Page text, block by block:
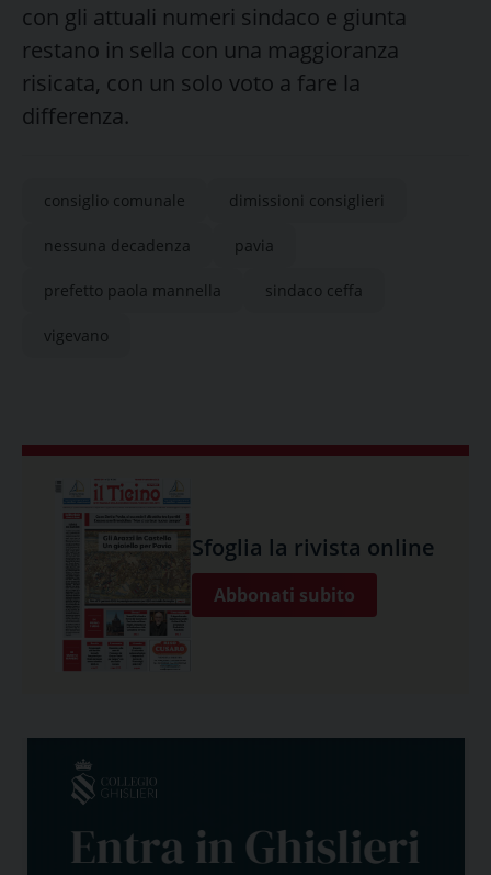
con gli attuali numeri sindaco e giunta
restano in sella con una maggioranza
risicata, con un solo voto a fare la
differenza.
consiglio comunale dimissioni consiglieri
nessuna decadenza pavia
prefetto paola mannella sindaco ceffa
vigevano
Sfoglia la rivista online
Abbonati subito